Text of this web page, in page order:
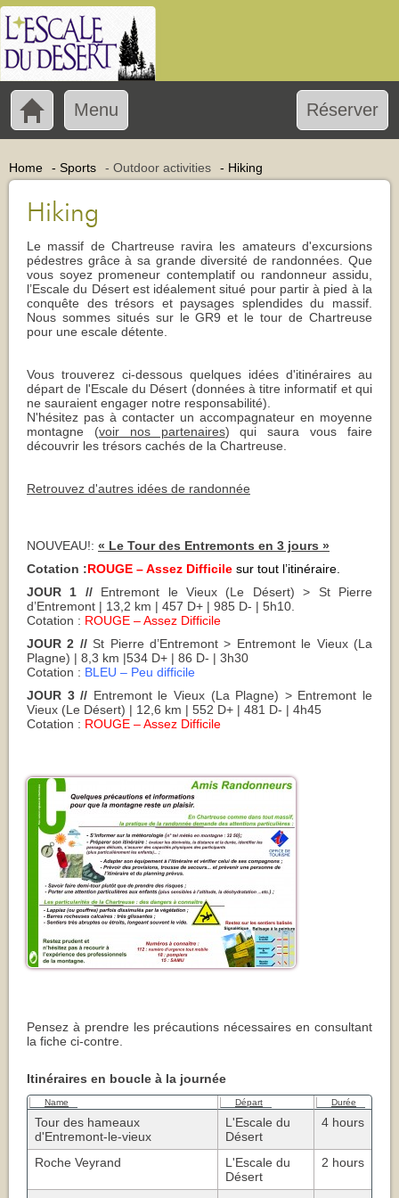
Menu Réserver
Home - Sports - Outdoor activities - Hiking
Hiking
Le massif de Chartreuse ravira les amateurs d'excursions
pédestres grâce à sa grande diversité de randonnées. Que
vous soyez promeneur contemplatif ou randonneur assidu,
l’Escale du Désert est idéalement situé pour partir à pied à la
conquête des trésors et paysages splendides du massif.
Nous sommes situés sur le GR9 et le tour de Chartreuse
pour une escale détente.
Vous trouverez ci-dessous quelques idées d'itinéraires au
départ de l'Escale du Désert (données à titre informatif et qui
ne sauraient engager notre responsabilité).
N'hésitez pas à contacter un accompagnateur en moyenne
montagne (voir nos partenaires) qui saura vous faire
découvrir les trésors cachés de la Chartreuse.
Retrouvez d'autres idées de randonnée
NOUVEAU!: « Le Tour des Entremonts en 3 jours »
Cotation :ROUGE – Assez Difficile sur tout l’itinéraire.
JOUR 1 //Entremont le Vieux (Le Désert) > St Pierre
d’Entremont | 13,2 km | 457 D+ | 985 D- | 5h10.
Cotation : ROUGE – Assez Difficile
JOUR 2 //St Pierre d’Entremont > Entremont le Vieux (La
Plagne) | 8,3 km |534 D+ | 86 D- | 3h30
Cotation : BLEU – Peu difficile
JOUR 3 // Entremont le Vieux (La Plagne) > Entremont le
Vieux (Le Désert) | 12,6 km | 552 D+ | 481 D- | 4h45
Cotation : ROUGE – Assez Difficile
Pensez à prendre les précautions nécessaires en consultant
la fiche ci-contre.
Itinéraires en boucle à la journée
Name Départ Durée
Tour des hameaux
d'Entremont-le-vieux
L'Escale du
Désert
4 hours
Roche Veyrand
L'Escale du
Désert
2 hours